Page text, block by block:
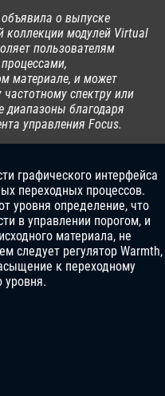
о выпуске
коллекции модулей Virtual
пользователям
материале, и может
спектру или
диапазоны благодаря
управления Focus.
графического интерфейса
переходных процессов.
уровня определение, что
в управлении порогом, и
материала, не
следует регулятор Warmth,
к переходному
уровня.